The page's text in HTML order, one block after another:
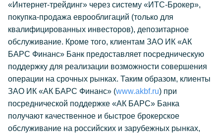
«Интернет-трейдинг» через систему «ИТС-Брокер»,
покупка-продажа еврооблигаций (только для
квалифицированных инвесторов), депозитарное
обслуживание. Кроме того, клиентам ЗАО ИК «АК
БАРС Финанс» Банк предоставляет посредническую
поддержку для реализации возможности совершения
операции на срочных рынках. Таким образом, клиенты
ЗАО ИК «АК БАРС Финанс» (www.akbf.ru) при
посреднической поддержке «АК БАРС» Банка
получают качественное и быстрое брокерское
обслуживание на российских и зарубежных рынках,